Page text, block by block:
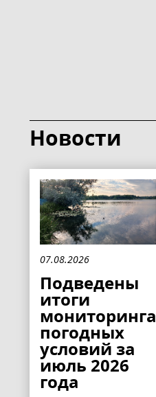
Новости
07.08.2026
Подведены
итоги
мониторинга
погодных
условий за
июль 2026
года